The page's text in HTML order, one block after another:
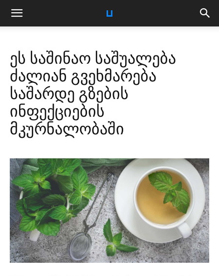
ეს საშინაო საშუალება
ძალიან გვეხმარება
საშარდე გზების
ინფექციების
მკურნალობაში